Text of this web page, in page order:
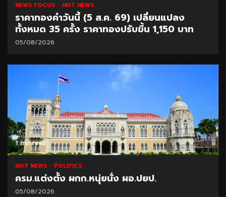
NEWS FOCUS HOT NEWS
ราคาทองคำวันนี้ (5 ส.ค. 69) เปลี่ยนแปลง
ทั้งหมด 35 ครั้ง ราคาทองปรับขึ้น 1,150 บาท
05/08/2026
1 min read
HOT NEWS POLITICS
ครม.แต่งตั้ง ผกก.หนุ่ยนั่ง ผอ.ปยป.
05/08/2026